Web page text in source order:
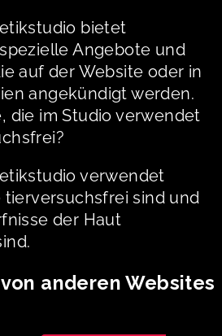
bietet
Angebote und
auf der Website oder in
angekündigt werden.
die im Studio verwendet
verwendet
tierversuchsfrei sind und
der Haut
anderen Websites